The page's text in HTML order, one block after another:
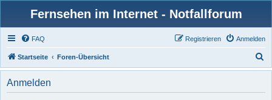
Fernsehen im Internet - Notfallforum
FAQ Anmelden
Registrieren
Startseite Foren-Übersicht
u
Anmelden